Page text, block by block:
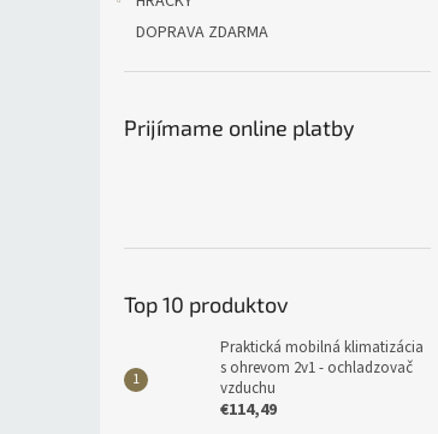
DOPRAVA ZDARMA
Prijímame online platby
Top 10 produktov
Praktická mobilná klimatizácia
s ohrevom 2v1 - ochladzovač
vzduchu
€114,49